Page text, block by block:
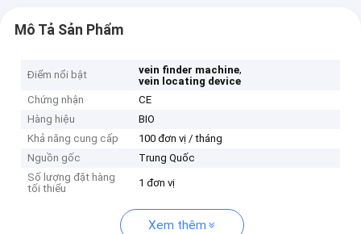
Mô Tả Sản Phẩm
Điểm nổi bật vein finder machine,
vein locating device
Chứng nhận
CE
Hàng hiệu
BIO
Khả năng cung cấp
100 đơn vị / tháng
Nguồn gốc
Trung Quốc
Số lượng đặt hàng
tối thiểu
1 đơn vị
Xem thêm